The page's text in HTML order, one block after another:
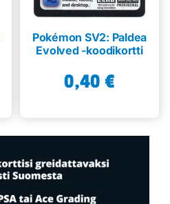
Pokémon SV2: Paldea
Evolved -koodikortti
0,40 €